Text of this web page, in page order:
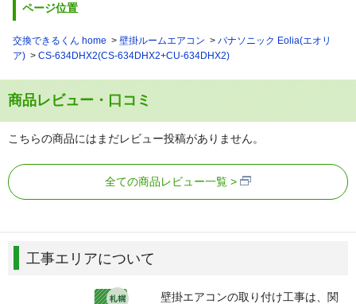
ページ位置
交換できるくん home 壁掛ルームエアコン
パナソニック Eolia(エオリ
ア)
CS-634DHX2(CS-634DHX2+CU-634DHX2)
商品レビュー・口コミ
こちらの商品にはまだレビュー投稿がありません。
全ての商品レビュー一覧
工事エリアについて
壁掛エアコンの取り付け工事は、関